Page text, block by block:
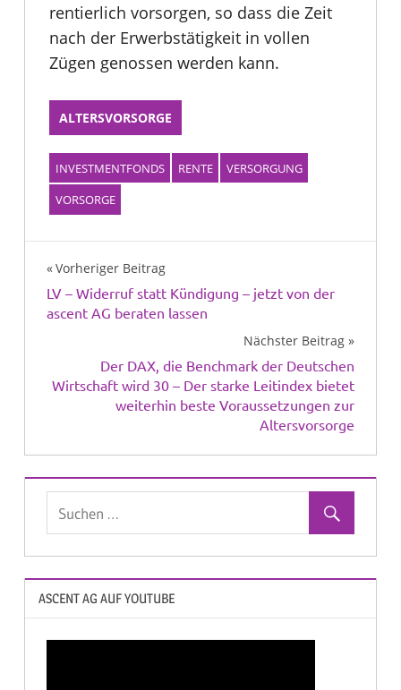
rentierlich vorsorgen, so dass die Zeit
nach der Erwerbstätigkeit in vollen
Zügen genossen werden kann.
ALTERSVORSORGE
INVESTMENTFONDS RENTE
VERSORGUNG
VORSORGE
Beitragsnavigation
Vorheriger Beitrag
LV – Widerruf statt Kündigung – jetzt von der
ascent AG beraten lassen
Nächster Beitrag
Der DAX, die Benchmark der Deutschen
Wirtschaft wird 30 – Der starke Leitindex bietet
weiterhin beste Voraussetzungen zur
Altersvorsorge
ASCENT AG AUF YOUTUBE